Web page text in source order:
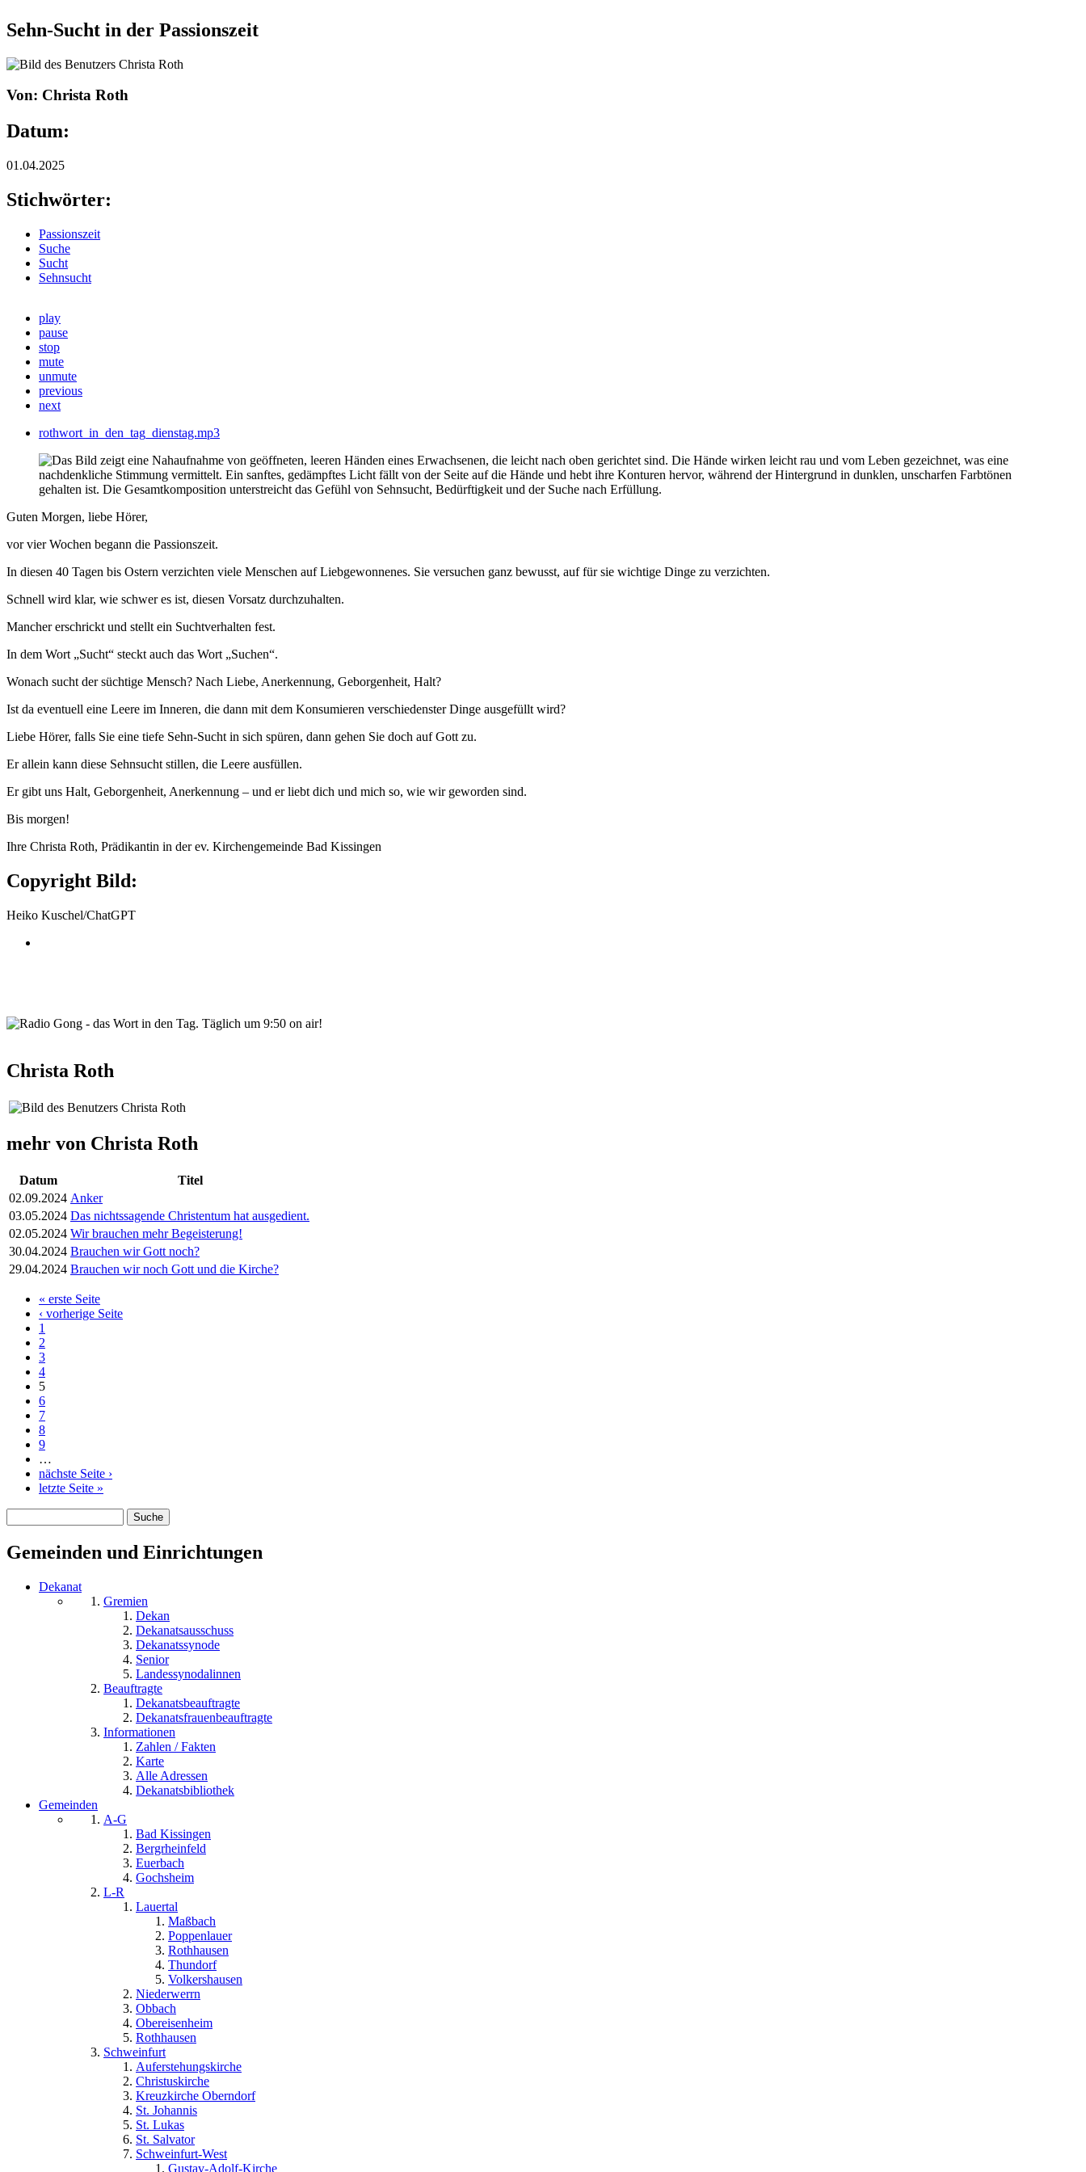
Sehn-Sucht in der Passionszeit
Von: Christa Roth
Datum:
01.04.2025
Stichwörter:
Passionszeit
Suche
Sucht
Sehnsucht
play
pause
stop
mute
unmute
previous
next
rothwort_in_den_tag_dienstag.mp3
Guten Morgen, liebe Hörer,
vor vier Wochen begann die Passionszeit.
In diesen 40 Tagen bis Ostern verzichten viele Menschen auf Liebgewonnenes. Sie versuchen ganz bewusst, auf für sie wichtige Dinge zu verzichten.
Schnell wird klar, wie schwer es ist, diesen Vorsatz durchzuhalten.
Mancher erschrickt und stellt ein Suchtverhalten fest.
In dem Wort „Sucht“ steckt auch das Wort „Suchen“.
Wonach sucht der süchtige Mensch? Nach Liebe, Anerkennung, Geborgenheit, Halt?
Ist da eventuell eine Leere im Inneren, die dann mit dem Konsumieren verschiedenster Dinge ausgefüllt wird?
Liebe Hörer, falls Sie eine tiefe Sehn-Sucht in sich spüren, dann gehen Sie doch auf Gott zu.
Er allein kann diese Sehnsucht stillen, die Leere ausfüllen.
Er gibt uns Halt, Geborgenheit, Anerkennung – und er liebt dich und mich so, wie wir geworden sind.
Bis morgen!
Ihre Christa Roth, Prädikantin in der ev. Kirchengemeinde Bad Kissingen
Copyright Bild:
Heiko Kuschel/ChatGPT
Christa Roth
mehr von Christa Roth
Datum
Titel
02.09.2024 Anker
03.05.2024 Das nichtssagende Christentum hat ausgedient.
02.05.2024 Wir brauchen mehr Begeisterung!
30.04.2024 Brauchen wir Gott noch?
29.04.2024 Brauchen wir noch Gott und die Kirche?
Seiten« erste Seite
‹ vorherige Seite
1
2
3
4
5
6
7
8
9
…
nächste Seite ›
letzte Seite »
Gemeinden und Einrichtungen
Dekanat
Gremien
Dekan
Dekanatsausschuss
Dekanatssynode
Senior
Landessynodalinnen
Beauftragte
Dekanatsbeauftragte
Dekanatsfrauenbeauftragte
Informationen
Zahlen / Fakten
Karte
Alle Adressen
Dekanatsbibliothek
Gemeinden
A-G
Bad Kissingen
Bergrheinfeld
Euerbach
Gochsheim
L-R
Lauertal
Maßbach
Poppenlauer
Rothhausen
Thundorf
Volkershausen
Niederwerrn
Obbach
Obereisenheim
Rothhausen
Schweinfurt
Auferstehungskirche
Christuskirche
Kreuzkirche Oberndorf
St. Johannis
St. Lukas
St. Salvator
Schweinfurt-West
Gustav-Adolf-Kirche